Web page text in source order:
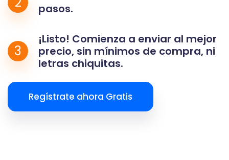
pasos.
3
¡Listo! Comienza a enviar al mejor
precio, sin mínimos de compra, ni
letras chiquitas.
Regístrate ahora Gratis